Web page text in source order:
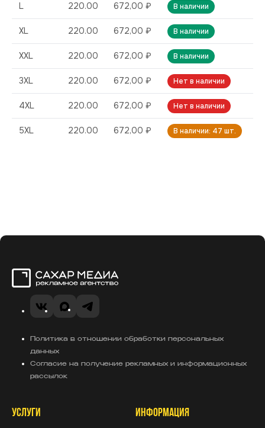
L 220.00 672,00 ₽ В наличии
XL 220.00 672,00 ₽ В наличии
XXL 220.00 672,00 ₽ В наличии
3XL 220.00 672,00 ₽ Нет в наличии
4XL 220.00 672,00 ₽ Нет в наличии
5XL 220.00 672,00 ₽ В наличии: 47 шт.
VK MAXTelegram
Политика в отношении обработки персональных
данных
Согласие на получение рекламных и информационных
рассылок
УСЛУГИ ИНФОРМАЦИЯ